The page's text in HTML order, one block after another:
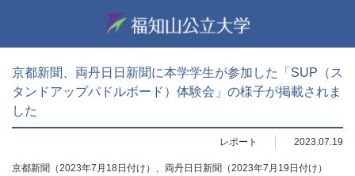
京都新聞、両丹日日新聞に本学学生が参加した「SUP（ス
タンドアップパドルボード）体験会」の様子が掲載されま
した
レポート 2023.07.19
京都新聞（2023年7月18日付け）、両丹日日新聞（2023年7月19日付け）